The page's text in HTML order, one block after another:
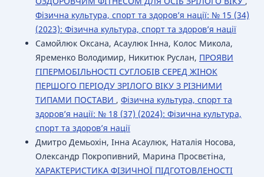
Фізична культура, спорт та здоров’я нації: № 15 (34)
(2023): Фізична культура, спорт та здоров’я нації
Самойлюк Оксана, Асаулюк Інна, Колос Микола,
Яременко Володимир, Никитюк Руслан, ПРОЯВИ
ГІПЕРМОБІЛЬНОСТІ СУГЛОБІВ СЕРЕД ЖІНОК
ПЕРШОГО ПЕРІОДУ ЗРІЛОГО ВІКУ З РІЗНИМИ
ТИПАМИ ПОСТАВИ , Фізична культура, спорт та
здоров’я нації: № 18 (37) (2024): Фізична культура,
спорт та здоров’я нації
Дмитро Демьохін, Інна Асаулюк, Наталія Носова,
Олександр Покропивний, Марина Просвєтіна,
ХАРАКТЕРИСТИКА ФІЗИЧНОЇ ПІДГОТОВЛЕНОСТІ